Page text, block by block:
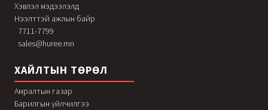
Хэвлэл мэдээлэлд
Нээлттэй ажлын байр
7711-7799
sales@huree.mn
ХАЙЛТЫН ТӨРӨЛ
Амралтын газар
Барилгын үйлчилгээ